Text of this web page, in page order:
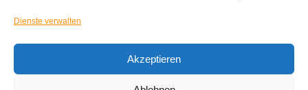
Dienste verwalten
Akzeptieren
Das Leben von BiPi